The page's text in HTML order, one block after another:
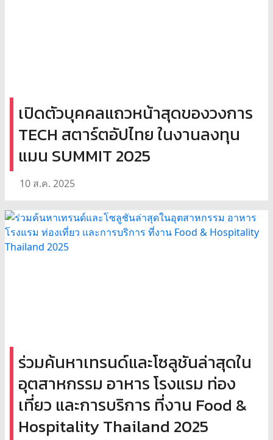
เปิดตัวบุคคลแถวหน้าสุดของวงการ
TECH สตาร์ตอัปไทย ในงานลงทุน
แมน SUMMIT 2025
10 ส.ค. 2025
ร่วมค้นหาเทรนด์และโซลูชันล่าสุดใน
อุตสาหกรรม อาหาร โรงแรม ท่อง
เที่ยว และการบริการ ที่งาน Food &
Hospitality Thailand 2025